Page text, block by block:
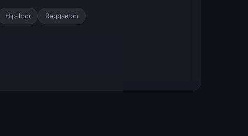
Hip-hop Reggaeton